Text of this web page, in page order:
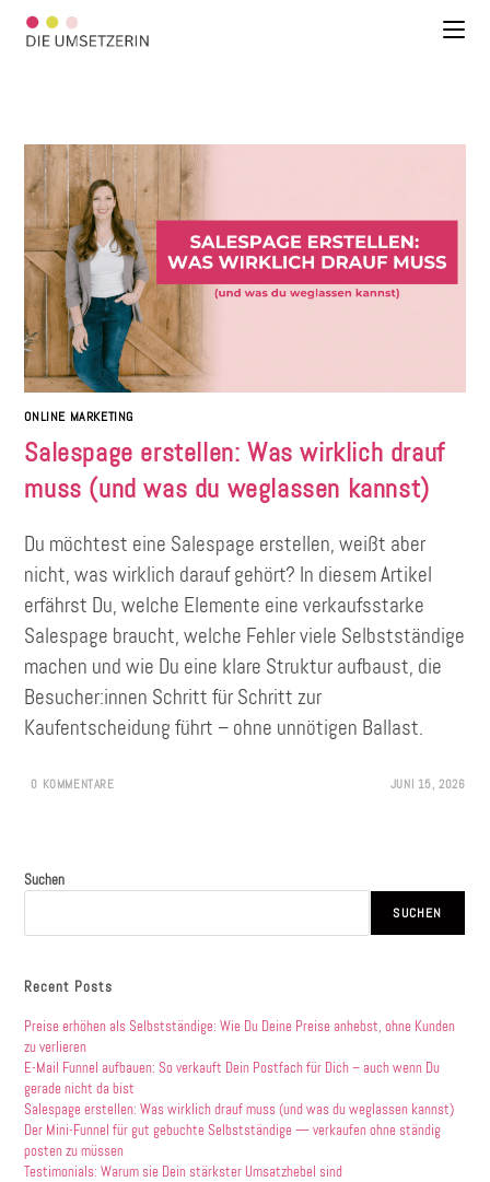
ONLINE MARKETING
Salespage erstellen: Was wirklich drauf
muss (und was du weglassen kannst)
Du möchtest eine Salespage erstellen, weißt aber
nicht, was wirklich darauf gehört? In diesem Artikel
erfährst Du, welche Elemente eine verkaufsstarke
Salespage braucht, welche Fehler viele Selbstständige
machen und wie Du eine klare Struktur aufbaust, die
Besucher:innen Schritt für Schritt zur
Kaufentscheidung führt – ohne unnötigen Ballast.
0 KOMMENTARE JUNI 15, 2026
Suchen
SUCHEN
Recent Posts
Preise erhöhen als Selbstständige: Wie Du Deine Preise anhebst, ohne Kunden
zu verlieren
E-Mail Funnel aufbauen: So verkauft Dein Postfach für Dich – auch wenn Du
gerade nicht da bist
Salespage erstellen: Was wirklich drauf muss (und was du weglassen kannst)
Der Mini-Funnel für gut gebuchte Selbstständige — verkaufen ohne ständig
posten zu müssen
Testimonials: Warum sie Dein stärkster Umsatzhebel sind